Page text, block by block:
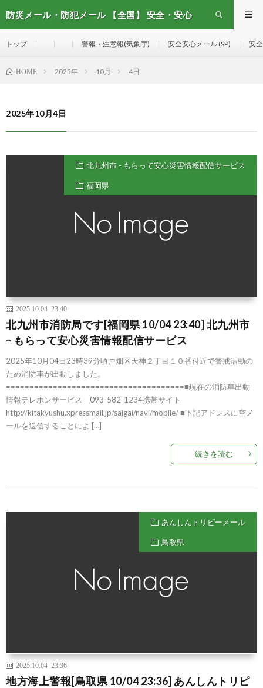
防災メール・防犯メール 【全国】 安全・安心
トップ 警報・注意報(気象庁) 安全安心メール (SP) 安
HOME 2025年 10月 4日
2025年10月4日
北九州市 - もらって安心災害情報配信サービス
福岡県
2025.10.04 23:40
北九州市消防局です[福岡県 10/04 23:40] 北九州市
– もらって安心災害情報配信サービス
2025年10月04日23時39分頃戸畑区天神２丁目１０番付近で警戒活動の
ため消防車が出動しました。
======================================■現在の消防車出動
情報テレホンサービス 093-582-1234携帯サイト
http://kitakyushu.xpressmail.jp/saigai/navi/mobile/ ■下記アドレスに空メ
ールを送信することによ […]
続きを読む
あんしんトリピーメール
鳥取県
2025.10.04 23:36
地方海上警報[鳥取県 10/04 23:36] あんしんトリピ